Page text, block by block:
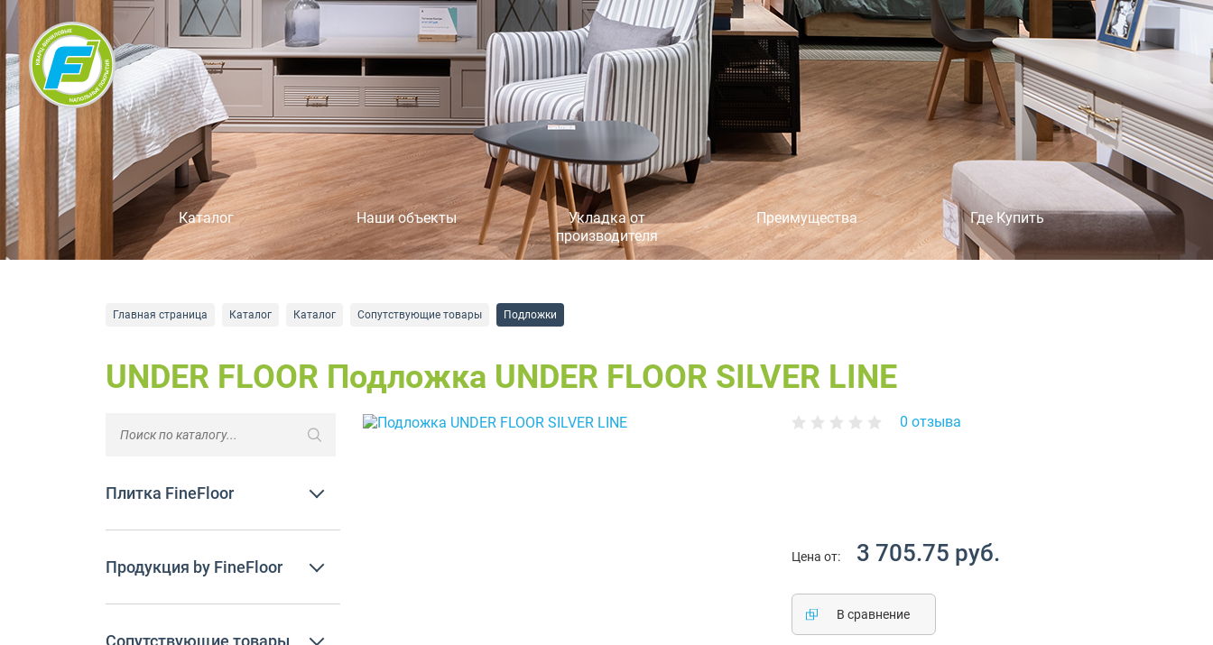
Каталог Наши объекты
Укладка от
производителя
Преимущества Где Купить
Главная страница Каталог Каталог Сопутствующие товары Подложки
UNDER FLOOR Подложка UNDER FLOOR SILVER LINE
Плитка FineFloor
Продукция by FineFloor
Сопутствующие товары
0 отзыва
Цена от: 3 705.75 руб.
В сравнение
×